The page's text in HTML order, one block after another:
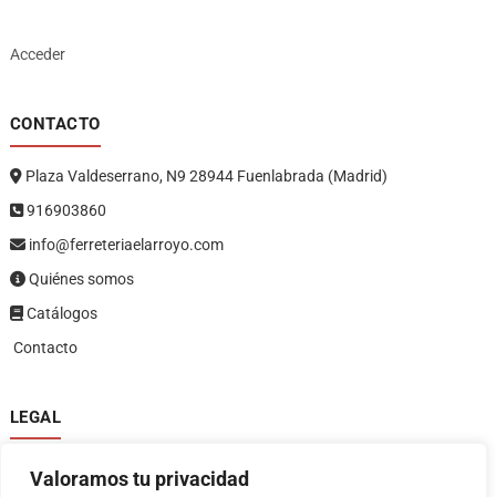
Valoramos tu privacidad
Acceder
CONTACTO
Plaza Valdeserrano, N9 28944 Fuenlabrada (Madrid)
916903860
info@ferreteriaelarroyo.com
Quiénes somos
Catálogos
Contacto
LEGAL
Política de privacidad
Política de devoluciones y reembolsos